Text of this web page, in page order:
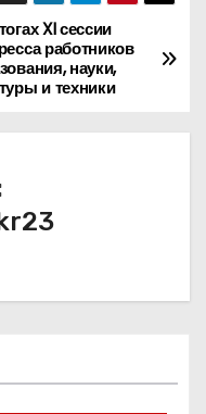
XI сессии
работников
науки,
и техники